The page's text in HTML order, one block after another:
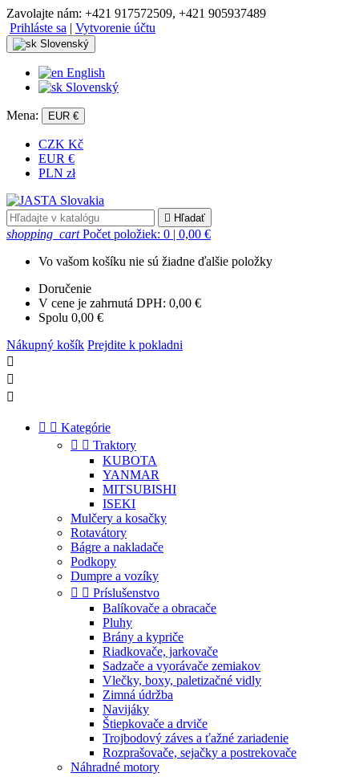
Zavolajte nám: +421 917572509, +421 905937489
Prihláste sa | Vytvorenie účtu
Slovenský
English
Slovenský
Mena: EUR €
CZK Kč
EUR €
PLN zł
 Hľadať
shopping_cart Počet položiek: 0 | 0,00 €
Vo vašom košíku nie sú žiadne ďalšie položky
Doručenie
V cene je zahrnutá DPH: 0,00 €
Spolu 0,00 €
Nákupný košík Prejdite k pokladni



  Kategórie
  Traktory
KUBOTA
YANMAR
MITSUBISHI
ISEKI
Mulčery a kosačky
Rotavátory
Bágre a nakladače
Podkopy
Dumpre a vozíky
  Príslušenstvo
Balíkovače a obracače
Pluhy
Brány a kypriče
Riadkovače, jarkovače
Sadzače a vyorávače zemiakov
Vlečky, boxy, paletizačné vidly
Zimná údržba
Navijáky
Štiepkovače a drviče
Trojbodový záves a ťažné zariadenie
Rozprašovače, sejačky a postrekovače
Náhradné motory